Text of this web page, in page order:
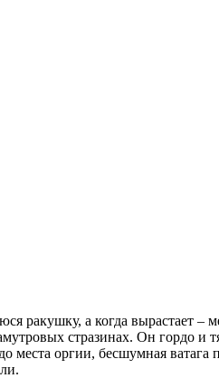
а когда вырастает –
стразинах. Он гордо и
места оргии, бесшумная